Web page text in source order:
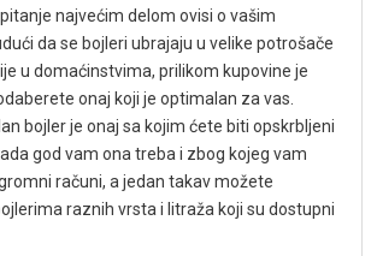
najvećim delom ovisi o vašim
da se bojleri ubrajaju u velike potrošače
u domaćinstvima, prilikom kupovine je
onaj koji je optimalan za vas.
bojler je onaj sa kojim ćete biti opskrbljeni
god vam ona treba i zbog kojeg vam
računi, a jedan takav možete
raznih vrsta i litraža koji su dostupni